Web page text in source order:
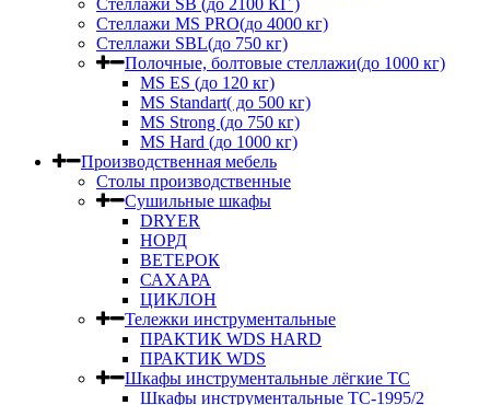
Стеллажи SB (до 2100 КГ )
Стеллажи MS PRO(до 4000 кг)
Стеллажи SBL(до 750 кг)
Полочные, болтовые стеллажи(до 1000 кг)
MS ES (до 120 кг)
MS Standart( до 500 кг)
MS Strong (до 750 кг)
MS Hard (до 1000 кг)
Производственная мебель
Столы производственные
Сушильные шкафы
DRYER
НОРД
ВЕТЕРОК
САХАРА
ЦИКЛОН
Тележки инструментальные
ПРАКТИК WDS HARD
ПРАКТИК WDS
Шкафы инструментальные лёгкие ТС
Шкафы инструментальные ТС-1995/2